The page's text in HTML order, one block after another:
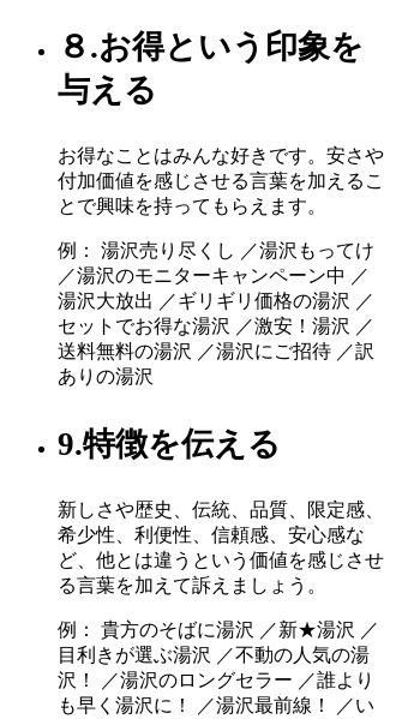
８.お得という印象を
与える
お得なことはみんな好きです。安さや
付加価値を感じさせる言葉を加えるこ
とで興味を持ってもらえます。
例： 湯沢売り尽くし ／湯沢もってけ
／湯沢のモニターキャンペーン中 ／
湯沢大放出 ／ギリギリ価格の湯沢 ／
セットでお得な湯沢 ／激安！湯沢 ／
送料無料の湯沢 ／湯沢にご招待 ／訳
ありの湯沢
9.特徴を伝える
新しさや歴史、伝統、品質、限定感、
希少性、利便性、信頼感、安心感な
ど、他とは違うという価値を感じさせ
る言葉を加えて訴えましょう。
例： 貴方のそばに湯沢 ／新★湯沢 ／
目利きが選ぶ湯沢 ／不動の人気の湯
沢！ ／湯沢のロングセラー ／誰より
も早く湯沢に！ ／湯沢最前線！ ／い